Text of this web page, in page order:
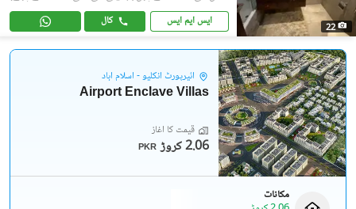
22 ایس ایم ایس کال
ائیرپورٹ انکلیو - اسلام آباد
Airport Enclave Villas
قیمت کا آغاز
PKR 2.06 کروڑ
مکانات